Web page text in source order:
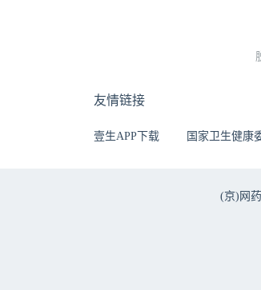
友情链接
壹生APP下载 国家卫生健康
(京)网